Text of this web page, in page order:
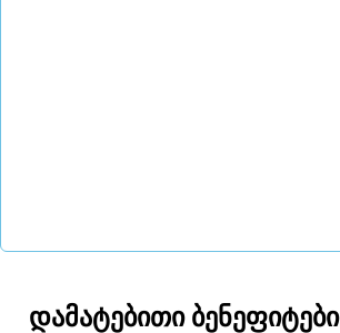
დამატებითი ბენეფიტები